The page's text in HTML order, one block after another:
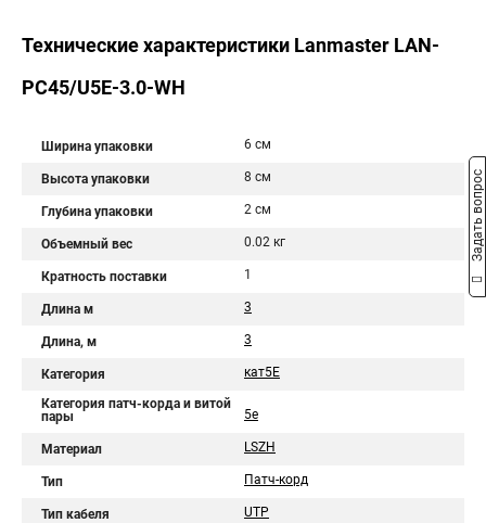
Технические характеристики Lanmaster LAN-
PC45/U5E-3.0-WH
Ширина упаковки 6 см
Высота упаковки 8 см
Глубина упаковки 2 см
Объемный вес 0.02 кг
Кратность поставки 1
Длина м 3
Длина, м 3
Категория кат5Е
Категория патч-корда и витой
пары
5e
Материал LSZH
Тип Патч-корд
Тип кабеля UTP
Задать вопрос